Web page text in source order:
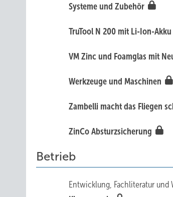
Systeme und Zubehör
TruTool N 200 mit Li-Ion-Akku
VM Zinc und Foamglas mit
Werkzeuge und Maschinen
Zambelli macht das Fliegen
ZinCo Absturzsicherung
Betrieb
Entwicklung, Fachliteratur und